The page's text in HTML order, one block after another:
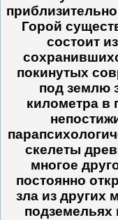
Горой
состоит
покинутых
под землю
километра в
скелеты
многое
постоянно
зла из других